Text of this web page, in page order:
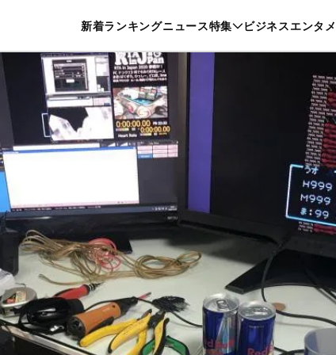
新着ランキングニュース特集 ビジネスエンタメ
暮らし スポーツ ヘルスケア 美容 グルメ